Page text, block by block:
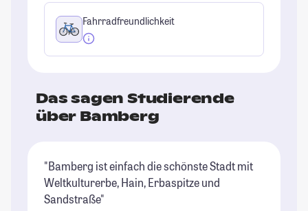
Fahrradfreundlichkeit
Das sagen Studierende
über Bamberg
"Bamberg ist einfach die schönste Stadt mit
Weltkulturerbe, Hain, Erbaspitze und
Sandstraße"